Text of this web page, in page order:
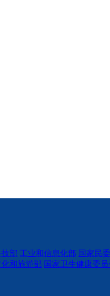
部 工业和信息化部 国家民委
化和旅游部 国家卫生健康委员